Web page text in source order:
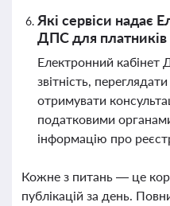
Які сервіси надає
ДПС для платників
Електронний
звітність,
отримувати
податковими
інформацію про
Кожне з питань — це
публікацій за день.